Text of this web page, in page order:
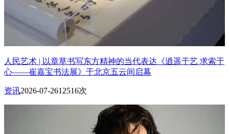
人民艺术 | 以章草书写东方精神的当代表达《逍遥于艺 求索于
心——崔嘉宝书法展》于北京五云间启幕
资讯2026-07-2612516次